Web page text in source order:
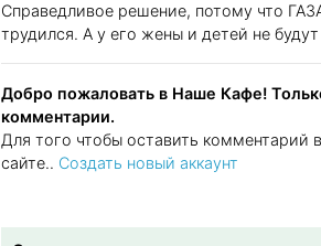
Справедливое решение, потому что
трудился. А у его жены и детей не
Добро пожаловать в Наше Кафе!
комментарии.
Для того чтобы оставить комментарий
сайте.. Создать новый аккаунт